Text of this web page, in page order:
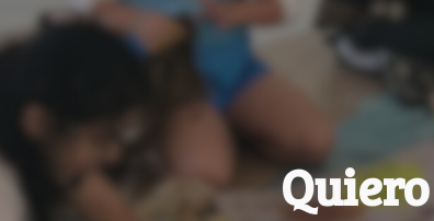
Skip to main content